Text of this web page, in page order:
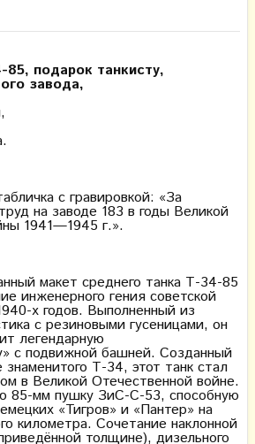
подарок танкисту,
завода,
с гравировкой: «За
на заводе 183 в годы Великой
1941—1945 г.».
макет среднего танка Т-34-85
инженерного гения советской
х годов. Выполненный из
с резиновыми гусеницами, он
легендарную
с подвижной башней. Созданный
знаменитого Т-34, этот танк стал
в Великой Отечественной войне.
85-мм пушку ЗиС-С-53, способную
«Тигров» и «Пантер» на
километра. Сочетание наклонной
толщине), дизельного